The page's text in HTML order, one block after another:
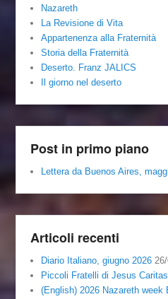
Nazareth
La Revisione di Vita
Appartenenza alla Fraternità
Storia della Fraternità
Deserto. Franz JALICS
Il giorno nel deserto
Post in primo piano
Lettera da Buenos Aires,
Articoli recenti
Diario Italiano, giugno 2026
Piccoli Fratelli di Jesus
(English) 2026 Nazareth week